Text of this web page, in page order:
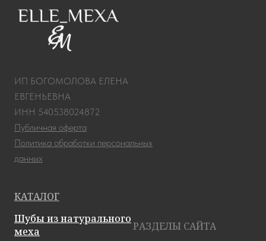
ИП БОГОМОЛОВА ЕЛЕНА
ЕВГЕНЬЕВНА
ИНН 540538024872
Публичная оферта
Политика обработки персональных
данных
КАТАЛОГ
Шубы из натурального
меха
РАЗДЕЛЫ САЙТА